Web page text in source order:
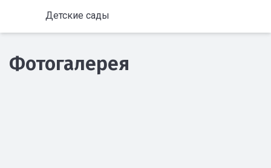
Детские сады
Фотогалерея